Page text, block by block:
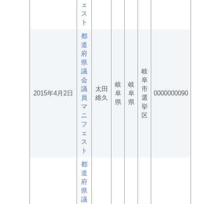
ェ
ス
ト
2015年4月2日
都
道
府
県
議
会
議
員
マ
ニ
フ
ェ
ス
ト
太田
維久
岐
阜
県
岐
阜
県
岐
阜
市
選
挙
区
0000000090
都
道
府
県
議